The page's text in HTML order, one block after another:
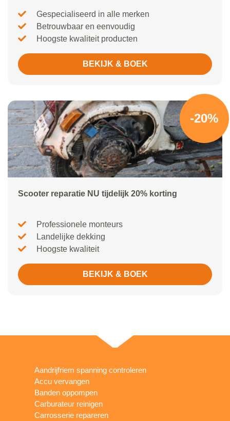
Gespecialiseerd in alle merken
Betrouwbaar en eenvoudig
Hoogste kwaliteit producten
BEKIJK & BOEK
-20%
Scooter reparatie NU tijdelijk 20% korting
Professionele monteurs
Landelijke dekking
Hoogste kwaliteit
BEKIJK & BOEK
Aandrijfriem spanning controleren
Accu vervangen
Banden oppompen
Carburateur reinigen
Carrosserie repareren